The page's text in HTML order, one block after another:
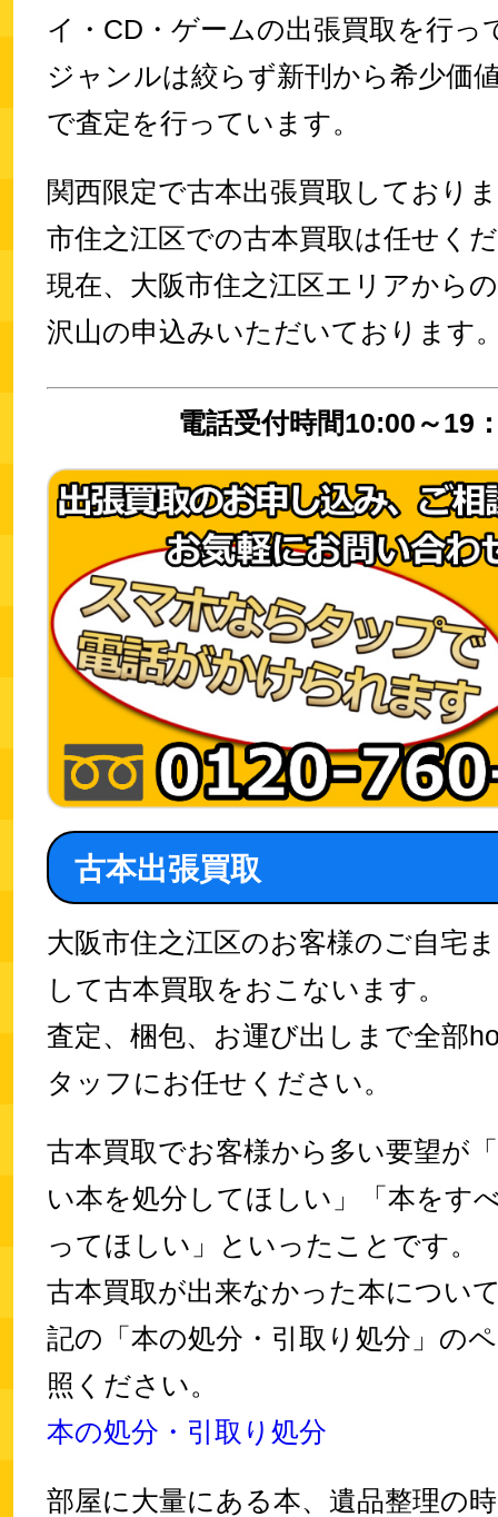
イ・CD・ゲームの出張買取を行っ
ジャンルは絞らず新刊から希少価
で査定を行っています。
関西限定で古本出張買取しており
市住之江区での古本買取は任せく
現在、大阪市住之江区エリアから
沢山の申込みいただいております
電話受付時間10:00～19
古本出張買取
大阪市住之江区のお客様のご自宅
して古本買取をおこないます。
査定、梱包、お運び出しまで全部
タッフにお任せください。
古本買取でお客様から多い要望が
い本を処分してほしい」「本をす
ってほしい」といったことです。
古本買取が出来なかった本につい
記の「本の処分・引取り処分」の
照ください。
本の処分・引取り処分
部屋に大量にある本、遺品整理の